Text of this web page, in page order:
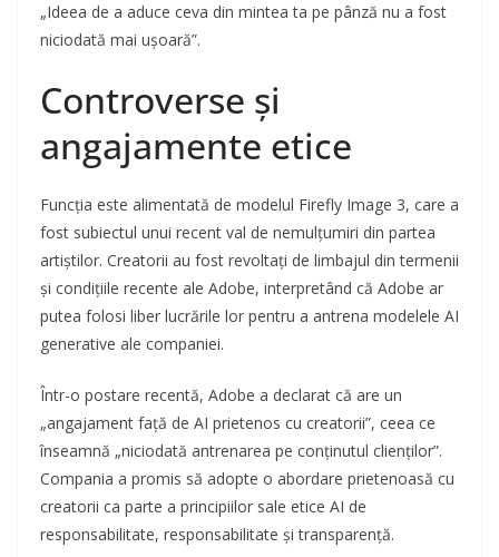
„Ideea de a aduce ceva din mintea ta pe pânză nu a fost
niciodată mai ușoară”.
Controverse și
angajamente etice
Funcția este alimentată de modelul Firefly Image 3, care a
fost subiectul unui recent val de nemulțumiri din partea
artiștilor. Creatorii au fost revoltați de limbajul din termenii
și condițiile recente ale Adobe, interpretând că Adobe ar
putea folosi liber lucrările lor pentru a antrena modelele AI
generative ale companiei.
Într-o postare recentă, Adobe a declarat că are un
„angajament față de AI prietenos cu creatorii”, ceea ce
înseamnă „niciodată antrenarea pe conținutul clienților”.
Compania a promis să adopte o abordare prietenoasă cu
creatorii ca parte a principiilor sale etice AI de
responsabilitate, responsabilitate și transparență.